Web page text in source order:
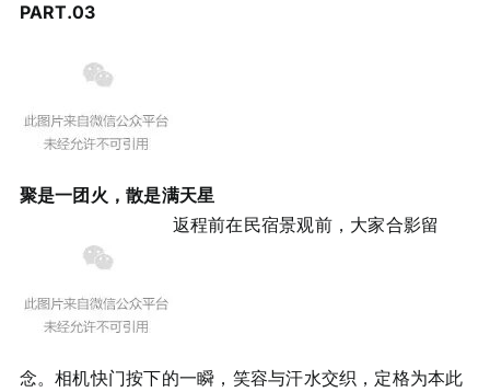
PART.03
聚是一团火，散是满天星
返程前在民宿景观前，大家合影留
念。相机快门按下的一瞬，笑容与汗水交织，定格为本此